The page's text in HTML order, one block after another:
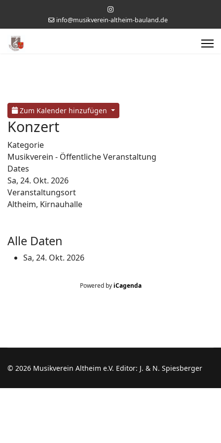
info@musikverein-altheim-bauland.de
Zum Kalender hinzufügen
Konzert
Kategorie
Musikverein - Öffentliche Veranstaltung
Dates
Sa, 24. Okt. 2026
Veranstaltungsort
Altheim, Kirnauhalle
Alle Daten
Sa, 24. Okt. 2026
Powered by iCagenda
© 2026 Musikverein Altheim e.V. Editor: J. & N. Spiesberger